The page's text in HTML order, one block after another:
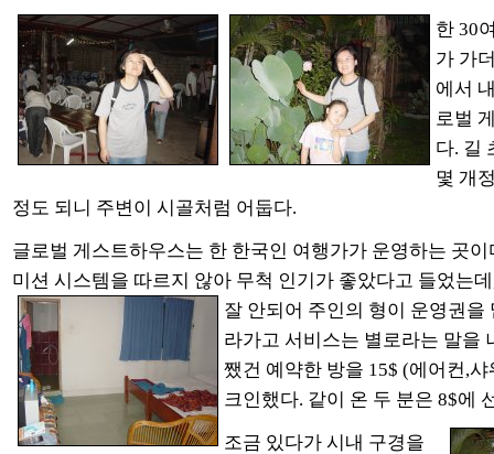
한 30
가 가
에서
로벌
다. 길
몇 개
정도 되니 주변이 시골처럼 어둡다.
글로벌 게스트하우스는 한 한국인 여행가가 운영하는 곳
미션 시스템을 따르지 않아 무척 인기가 좋았다고 들었는
잘 안되어 주인의 형이 운영권을
라가고 서비스는 별로라는 말을
쨌건 예약한 방을 15$ (에어컨,
크인했다. 같이 온 두 분은 8$에
조금 있다가 시내 구경을